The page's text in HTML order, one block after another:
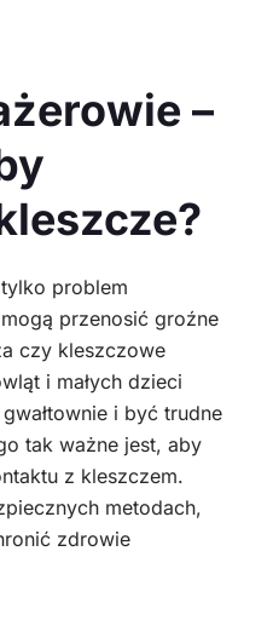
–
problem
przenosić groźne
czy kleszczowe
i małych dzieci
i być trudne
tak ważne jest, aby
z kleszczem.
metodach,
zdrowie